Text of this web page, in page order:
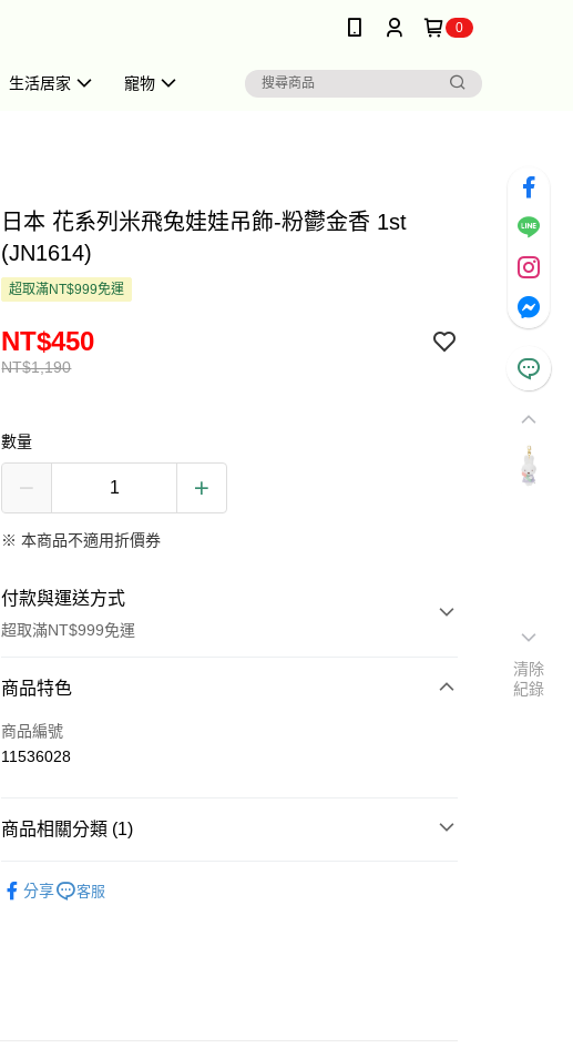
0
生活居家 寵物
日本 花系列米飛兔娃娃吊飾-粉鬱金香 1st
(JN1614)
超取滿NT$999免運
NT$1,190
NT$450
數量
※ 本商品不適用折價券
付款與運送方式
超取滿NT$999免運
付款方式
信用卡一次付款
街口支付
商品特色
商品編號
11536028
商品相關分類 (1)
分享
客服
清除
紀錄